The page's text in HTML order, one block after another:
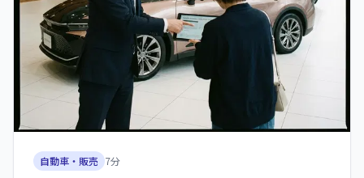
自動車・販売 7分